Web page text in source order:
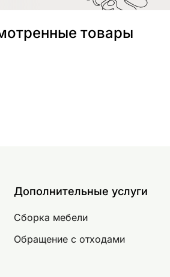
товары
Дополнительные услуги
Сборка мебели
Обращение с отходами